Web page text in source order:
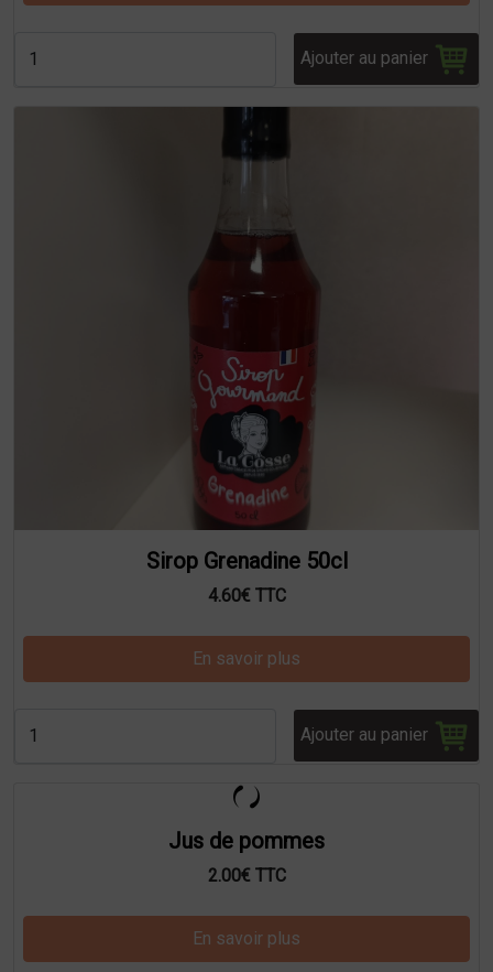
Ajouter au panier
Sirop Grenadine 50cl
4.60€ TTC
En savoir plus
Ajouter au panier
Jus de pommes
2.00€ TTC
En savoir plus